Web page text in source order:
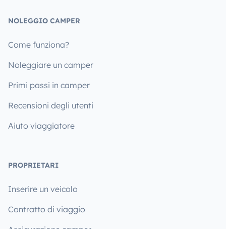
NOLEGGIO CAMPER
Come funziona?
Noleggiare un camper
Primi passi in camper
Recensioni degli utenti
Aiuto viaggiatore
PROPRIETARI
Inserire un veicolo
Contratto di viaggio